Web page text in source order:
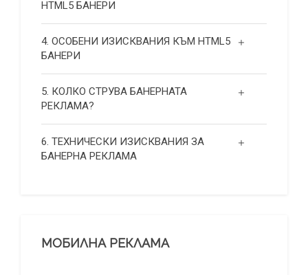
HTML5 БАНЕРИ
4. ОСОБЕНИ ИЗИСКВАНИЯ КЪМ HTML5
БАНЕРИ
5. КОЛКО СТРУВА БАНЕРНАТА
РЕКЛАМА?
6. ТЕХНИЧЕСКИ ИЗИСКВАНИЯ ЗА
БАНЕРНА РЕКЛАМА
МОБИЛНА РЕКЛАМА